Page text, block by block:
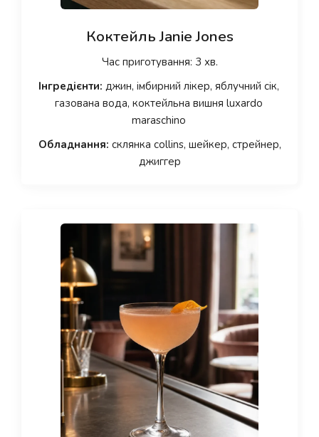
Коктейль Janie Jones
Час приготування: 3 хв.
Інгредієнти: джин, імбирний лікер, яблучний сік,
газована вода, коктейльна вишня luxardo
maraschino
Обладнання: склянка collins, шейкер, стрейнер,
джиггер